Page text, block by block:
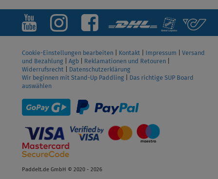
Cookie-Einstellungen bearbeiten Kontakt Impressum
Versand
und Bezahlung
Agb Reklamationen und Retouren
Widerrufsrecht
Datenschutzerklärung
Wir beginnen mit Stand-Up Paddling
Das richtige SUP Board
auswählen
Paddelt.de GmbH © 2020 - 2026